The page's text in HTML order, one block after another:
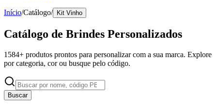
Início/Catálogo/ Kit Vinho
Catálogo de Brindes Personalizados
1584+ produtos prontos para personalizar com a sua marca. Explore
por categoria, cor ou busque pelo código.
Buscar